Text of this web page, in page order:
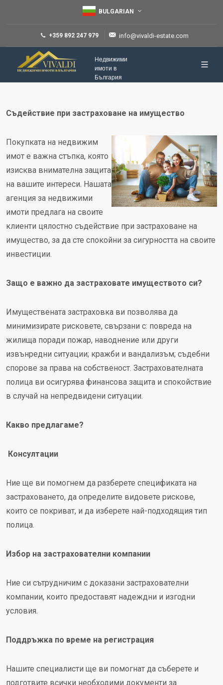
BULGARIAN
+359 892 247 979 info@vivaldi-estate.com
Недвижими
имоти в
България
Съдействие при застраховане на имущество
Покупката на недвижим
имот е важна стъпка, която
изисква внимателна защита
на вашите интереси. Нашата
агенция за недвижими
имоти предлага на своите
клиенти цялостно съдействие при застраховане на
имущество, за да сте спокойни за сигурността на своите
инвестиции.
Защо е важно да застраховате имуществото си?
Имуществената застраховка ви позволява да
минимизирате рисковете, свързани с: повреда на
жилища поради пожар, наводнение или други
извънредни ситуации; кражби и вандализъм; съдебни
спорове за права на собственост. Застрахователната
полица ви осигурява финансова защита и спокойствие
в случай на непредвидени ситуации.
Какво предлагаме?
Консултации
Ние ще ви помогнем да разберете спецификата на
застраховането, да определите видовете рискове,
които се покриват, и да изберете най-подходящия тип
полица.
Избор на застрахователни компании
Ние си сътрудничим с доказани застрахователни
компании, които предоставят надеждни и изгодни
условия.
Поддръжка по време на регистрация
Нашите специалисти ще ви помогнат да съберете и
подготвите всички необходими документи за